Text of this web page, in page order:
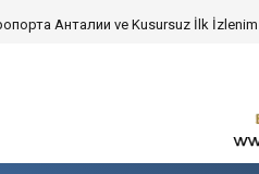
Mimarisinde Dev Bitkilerin Transferi